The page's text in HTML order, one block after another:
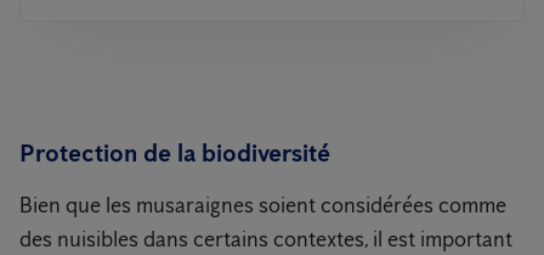
Protection de la biodiversité
Bien que les musaraignes soient considérées comme
des nuisibles dans certains contextes, il est important